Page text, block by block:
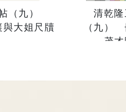
（九）
大姐尺牘
清乾
（九）
茂